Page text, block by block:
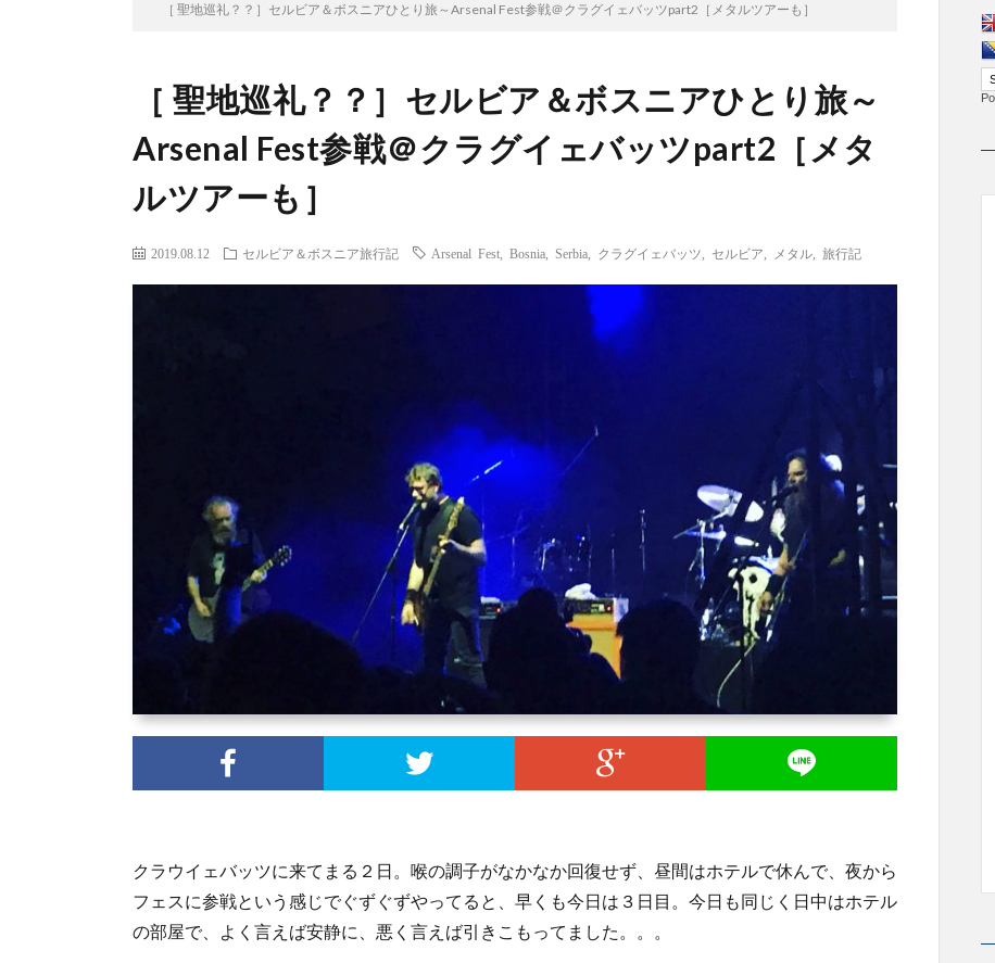
［ 聖地巡礼？？］セルビア＆ボスニアひとり旅～Arsenal Fest参戦＠クラグイェバッツpart2［メタルツアーも］
［ 聖地巡礼？？］セルビア＆ボスニアひとり旅～
Arsenal Fest参戦＠クラグイェバッツpart2［メタ
ルツアーも］
2019.08.12 セルビア＆ボスニア旅行記 Arsenal Fest Bosnia Serbia クラグイェバッツ セルビア メタル 旅行記
クラウイェバッツに来てまる２日。喉の調子がなかなか回復せず、昼間はホテルで休んで、夜から
フェスに参戦という感じでぐずぐずやってると、早くも今日は３日目。今日も同じく日中はホテル
の部屋で、よく言えば安静に、悪く言えば引きこもってました。。。